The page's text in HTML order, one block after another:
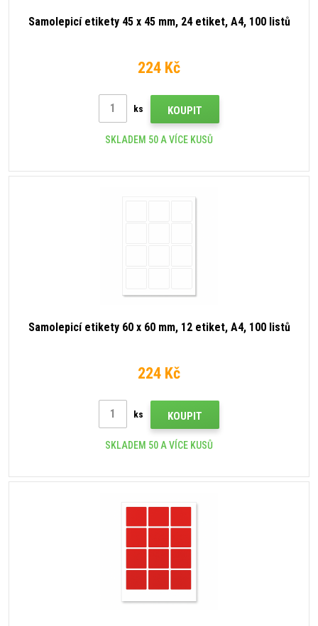
Samolepicí etikety 45 x 45 mm, 24 etiket, A4, 100 listů
224 Kč
ks KOUPIT
SKLADEM 50 A VÍCE KUSŮ
Samolepicí etikety 60 x 60 mm, 12 etiket, A4, 100 listů
224 Kč
ks KOUPIT
SKLADEM 50 A VÍCE KUSŮ